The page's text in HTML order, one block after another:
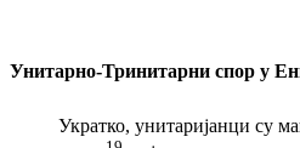
Унитарно-Тринитарни спор у
Укратко, унитаријанци су